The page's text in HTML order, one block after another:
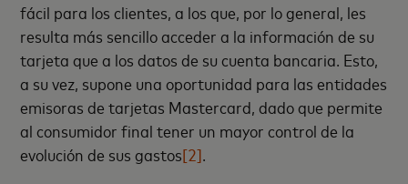
fácil para los clientes, a los que, por lo general, les
resulta más sencillo acceder a la información de su
tarjeta que a los datos de su cuenta bancaria. Esto,
a su vez, supone una oportunidad para las entidades
emisoras de tarjetas Mastercard, dado que permite
al consumidor final tener un mayor control de la
evolución de sus gastos[2].